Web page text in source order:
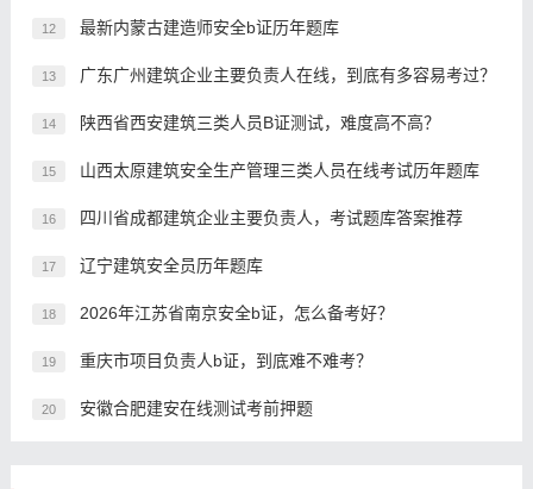
12 最新内蒙古建造师安全b证历年题库
13 广东广州建筑企业主要负责人在线，到底有多容易考过？
14 陕西省西安建筑三类人员B证测试，难度高不高？
15 山西太原建筑安全生产管理三类人员在线考试历年题库
16 四川省成都建筑企业主要负责人，考试题库答案推荐
17 辽宁建筑安全员历年题库
18 2026年江苏省南京安全b证，怎么备考好？
19 重庆市项目负责人b证，到底难不难考？
20 安徽合肥建安在线测试考前押题